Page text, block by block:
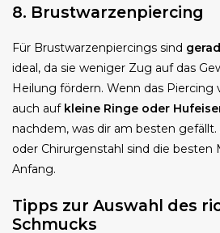
8. Brustwarzenpiercing
Für Brustwarzenpiercings sind
ideal, da sie weniger Zug auf das
Heilung fördern. Wenn das Piercing
auch aufkleine Ringe oder
nachdem, was dir am besten gefällt.
oder Chirurgenstahl sind die besten
Anfang.
Tipps zur Auswahl des
Schmucks